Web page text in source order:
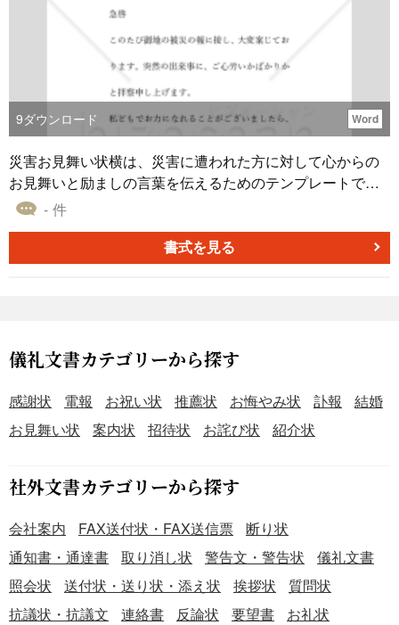
9ダウンロード Word
災害お見舞い状横は、災害に遭われた方に対して心からの
お見舞いと励ましの言葉を伝えるためのテンプレートで
す。 横書きで提供されており、Word形式で編集や印刷がで
もかかりません。本テンプレートを使えば、災害お見舞い
状を手間なく作成することができます。 本テンプレート
あります。 ・下部には、宛先の名前と住所を記入する欄が
あります。 ・中央には、お見舞いと励ましの文面を記入す
る欄があります。
- 件
書式を見る
儀礼文書カテゴリーから探す
感謝状 電報 お祝い状 推薦状 お悔やみ状 訃報
結婚
お見舞い状
案内状 招待状 お詫び状 紹介状
社外文書カテゴリーから探す
会社案内 FAX送付状・FAX送信票
断り状
通知書・通達書
取り消し状 警告文・警告状
儀礼文書
照会状
送付状・送り状・添え状 挨拶状
質問状
抗議状・抗議文
連絡書 反論状 要望書
お礼状